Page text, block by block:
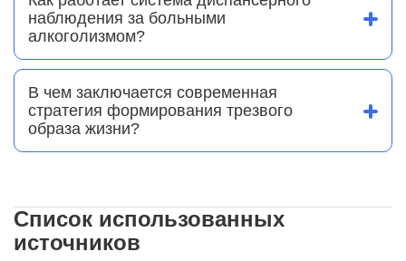
преодолевшими зависимость, помогает пациенту
справиться с чувством изоляции и научиться жить в
трезвости после завершения медикаментозного
этапа.
наблюдения за больными
алкоголизмом?
предполагает регулярное посещение врача и сдачу
анализов. Это накладывает определенные
ограничения (например, на владение оружием или
управление транспортом), но дает право на
бесплатную медицинскую и психологическую
помощь в рамках государственных программ.
В чем заключается современная
стратегия формирования трезвого
образа жизни?
изменить общественное сознание, сделав
трезвость престижным и социально одобряемым
статусом.
Список использованных
источников